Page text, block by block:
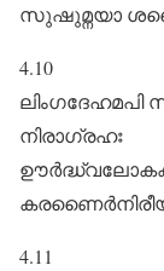
സുഷുമ്നയാ
4.10
നിരാഗ്രഹഃ
4.11